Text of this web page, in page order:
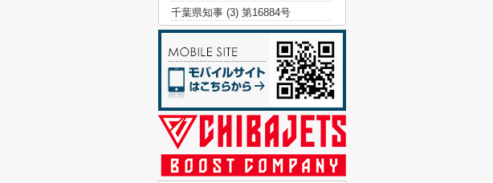
千葉県知事 (3) 第16884号